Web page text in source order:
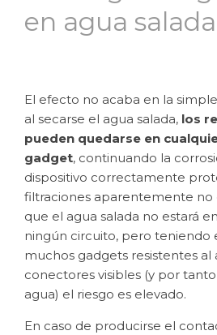
en agua salada
El efecto no acaba en la
al secarse el agua salada, los
pueden quedarse en
gadget, continuando la
dispositivo correctamente
filtraciones aparentemente no
que el agua salada no estará
ningún circuito, pero teniendo
muchos gadgets resistentes al
conectores visibles (y por
agua) el riesgo es elevado.
En caso de producirse el